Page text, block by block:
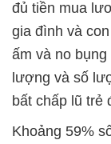
đủ tiền mua
gia đình và
ấm và no
lượng và số
bất chấp lũ trẻ
Khoảng 59%